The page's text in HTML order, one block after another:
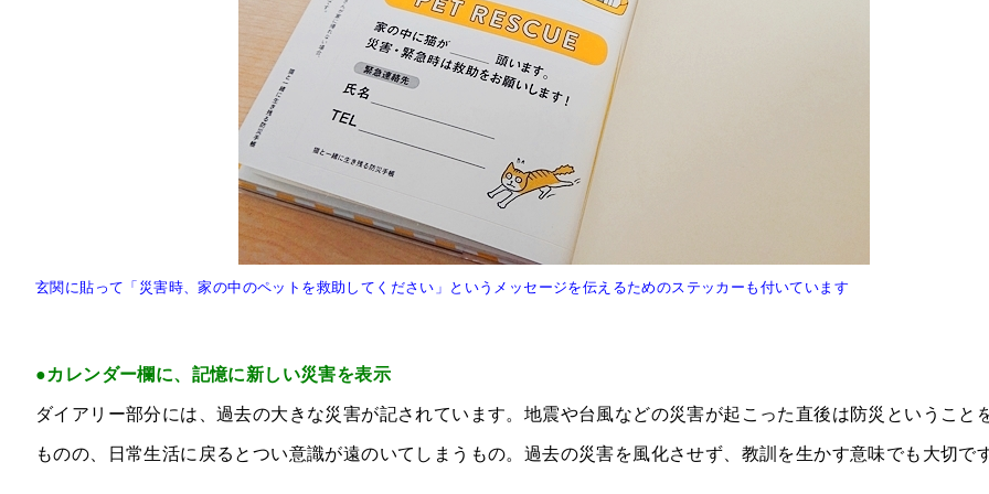
玄関に貼って「災害時、家の中のペットを救助してください」というメッセージを伝えるためのステッカーも付いています
●カレンダー欄に、記憶に新しい災害を表示
ダイアリー部分には、過去の大きな災害が記されています。地震や台風などの災害が起こった直後は防災ということ
ものの、日常生活に戻るとつい意識が遠のいてしまうもの。過去の災害を風化させず、教訓を生かす意味でも大切で